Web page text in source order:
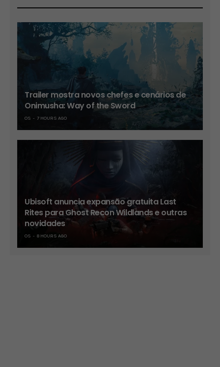
Trailer mostra novos chefes e cenários de
Onimusha: Way of the Sword
OS 7 HOURS AGO
Ubisoft anuncia expansão gratuita Last
Rites para Ghost Recon Wildlands e outras
novidades
OS 8 HOURS AGO